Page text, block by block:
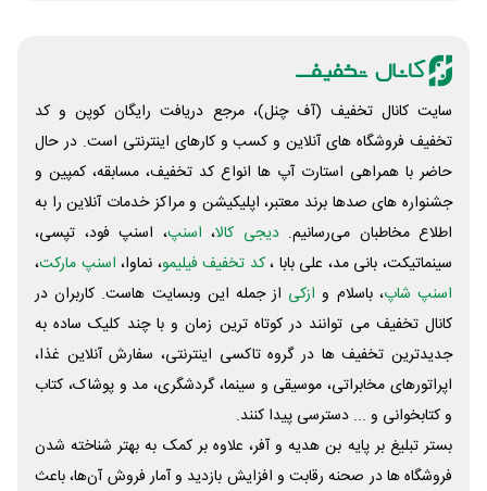
سایت کانال تخفیف (آف چنل)، مرجع دریافت رایگان کوپن و کد
تخفیف فروشگاه های آنلاین و کسب و‌ کارهای اینترنتی است. در حال
حاضر با همراهی استارت آپ ها انواع کد تخفیف، مسابقه، کمپین و
جشنواره های صدها برند معتبر، اپلیکیشن و مراکز خدمات آنلاین را به
اطلاع مخاطبان می‌رسانیم. دیجی کالا، اسنپ، اسنپ فود، تپسی،
سینماتیکت، بانی مد، علی‌ بابا ،کد تخفیف فیلیمو، نماوا، اسنپ مارکت،
اسنپ شاپ، باسلام و ازکی از جمله این وبسایت ‌هاست. کاربران در
کانال تخفیف می توانند در کوتاه ترین زمان و با چند کلیک ساده به
جدیدترین تخفیف ها در گروه تاکسی اینترنتی، سفارش آنلاین غذا،
اپراتورهای مخابراتی، موسیقی و سینما، گردشگری، مد و پوشاک، کتاب
و کتابخوانی و ... دسترسی پیدا کنند.
بستر تبلیغ بر پایه بن هدیه و آفر، علاوه بر کمک به بهتر شناخته شدن
فروشگاه ها در صحنه رقابت و افزایش بازدید و آمار فروش آن‌ها، باعث